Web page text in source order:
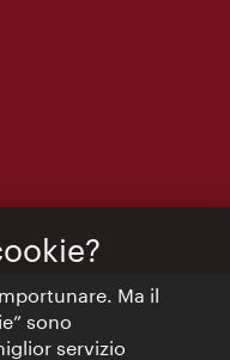
Ma il
sono
servizio